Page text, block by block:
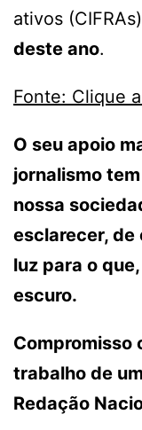
ativos
deste ano.
Fonte: Clique
O seu apoio
jornalismo
nossa
esclarecer,
luz para o
escuro.
Compromisso
trabalho de
Redação